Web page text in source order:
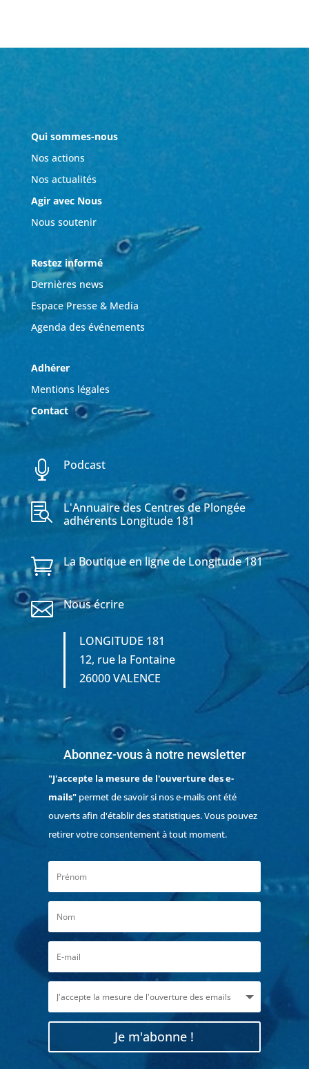
Qui sommes-nous
Nos actions
Nos actualités
Agir avec Nous
Nous soutenir
Restez informé
Dernières news
Espace Presse & Media
Agenda des événements
Adhérer
Mentions légales
Contact
 Podcast

L'Annuaire des Centres de Plongée
adhérents Longitude 181
 La Boutique en ligne de Longitude 181
 Nous écrire
LONGITUDE 181
12, rue la Fontaine
26000 VALENCE
Abonnez-vous à notre newsletter
"J'accepte la mesure de l'ouverture des e-
mails"permet de savoir si nos e-mails ont été
ouverts afin d'établir des statistiques. Vous pouvez
retirer votre consentement à tout moment.
Je m'abonne !